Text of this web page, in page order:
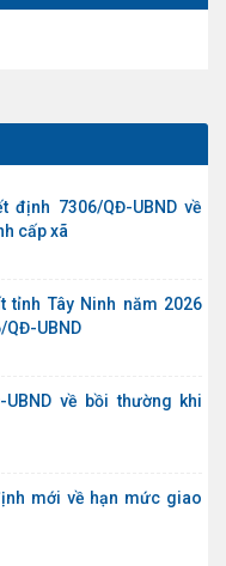
định 7306/QĐ-UBND về
cấp xã
tỉnh Tây Ninh năm 2026
QĐ-UBND
UBND về bồi thường khi
mới về hạn mức giao